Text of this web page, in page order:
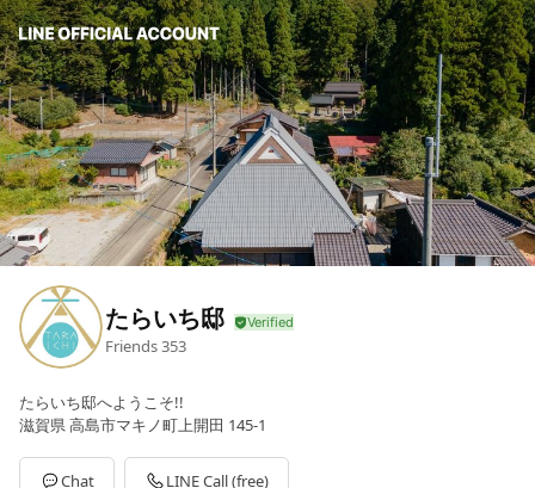
たらいち邸
Friends353
たらいち邸へようこそ!!
滋賀県 高島市マキノ町上開田 145-1
Chat LINE Call (free)